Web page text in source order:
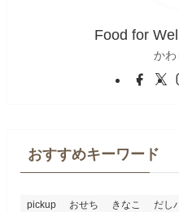
Food for
かわ
おすすめキーワード
pickup おせち きなこ だし